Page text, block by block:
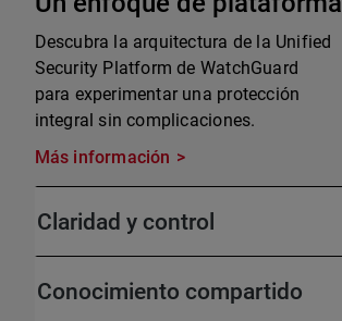
Descubra la arquitectura de la Unified
Security Platform de WatchGuard
para experimentar una protección
integral sin complicaciones.
Más información
Claridad y control
Conocimiento compartido